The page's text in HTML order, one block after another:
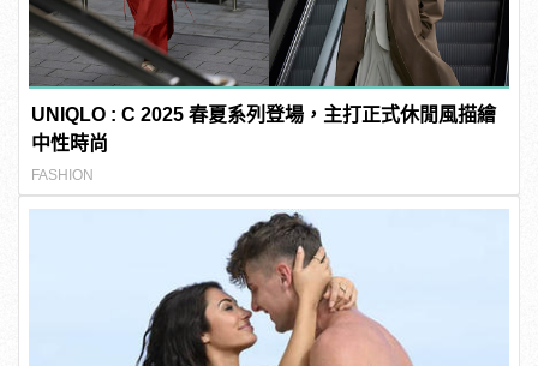
UNIQLO : C 2025 春夏系列登場，主打正式休閒風描繪
中性時尚
FASHION